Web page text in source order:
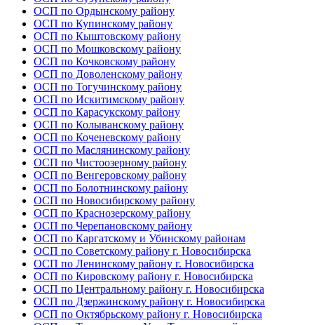
ОСП по Ордынскому району
ОСП по Купинскому району
ОСП по Кыштовскому району
ОСП по Мошковскому району
ОСП по Кочковскому району
ОСП по Доволенскому району
ОСП по Тогучинскому району
ОСП по Искитимскому району
ОСП по Карасукскому району
ОСП по Колыванскому району
ОСП по Коченевскому району
ОСП по Маслянинскому району
ОСП по Чистоозерному району
ОСП по Венгеровскому району
ОСП по Болотнинскому району
ОСП по Новосибирскому району
ОСП по Краснозерскому району
ОСП по Черепановскому району
ОСП по Каргатскому и Убинскому районам
ОСП по Советскому району г. Новосибирска
ОСП по Ленинскому району г. Новосибирска
ОСП по Кировскому району г. Новосибирска
ОСП по Центральному району г. Новосибирска
ОСП по Дзержинскому району г. Новосибирска
ОСП по Октябрьскому району г. Новосибирска